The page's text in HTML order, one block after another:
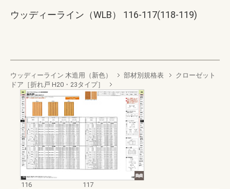
ウッディーライン（WLB） 116-117(118-119)
ウッディーライン 木造用（新色） 部材別規格表
クローゼット
ドア［折れ戸 H20・23タイプ］
116
117